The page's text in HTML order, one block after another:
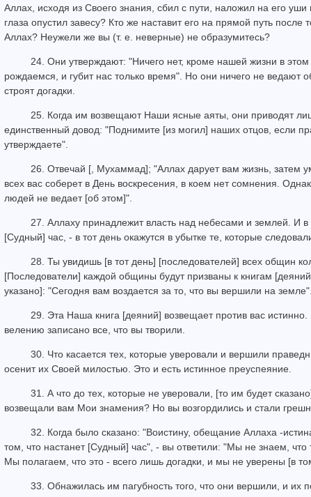
Аллах, исходя из Своего знания, сбил с пути, наложил на его уши
глаза опустил завесу? Кто же наставит его на прямой путь после
Аллах? Неужели же вы (т. е. неверные) не образумитесь?
24. Они утверждают: "Ничего нет, кроме нашей жизни в
рождаемся, и губит нас только время". Но они ничего не ведают
строят догадки.
25. Когда им возвещают Наши ясные аяты, они приводят
единственный довод: "Поднимите [из могил] наших отцов, если
утверждаете".
26. Отвечай [, Мухаммад]; "Аллах дарует вам жизнь, затем
всех вас соберет в День воскресения, в коем нет сомнения.
людей не ведает [об этом]".
27. Аллаху принадлежит власть над небесами и землей. И в
[Судный] час, - в тот день окажутся в убытке те, которые
28. Ты увидишь [в тот день] [последователей] всех общин
[Последователи] каждой общины будут призваны к книгам
указано]: "Сегодня вам воздается за то, что вы вершили на земле".
29. Эта Наша книга [деяний] возвещает против вас
велению записано все, что вы творили.
30. Что касается тех, которые уверовали и вершили
осенит их Своей милостью. Это и есть истинное преуспеяние.
31. А что до тех, которые не уверовали, [то им будет
возвещали вам Мои знамения? Но вы возгордились и стали
32. Когда было сказано: "Воистину, обещание Аллаха -
том, что настанет [Судный] час", - вы ответили: "Мы не знаем, что
Мы полагаем, что это - всего лишь догадки, и мы не уверены [в
33. Обнажилась им пагубность того, что они вершили, и их